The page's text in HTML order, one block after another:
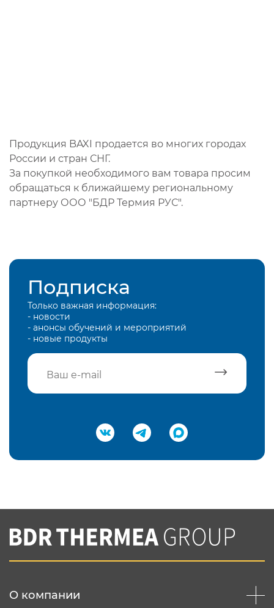
Продукция BAXI продается во многих городах
России и стран СНГ.
За покупкой необходимого вам товара просим
обращаться к ближайшему региональному
партнеру ООО "БДР Термия РУС".
Подписка
Только важная информация:
- новости
- анонсы обучений и мероприятий
- новые продукты
Подтвердить e-mail
Вы соглашаетесь с нашей политикой
конфеденциальности
О компании